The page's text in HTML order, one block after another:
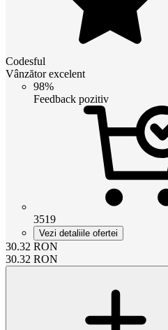
Codesful
Vânzător excelent
98%
Feedback pozitiv
3519
Vezi detaliile ofertei
30.32 RON
30.32 RON